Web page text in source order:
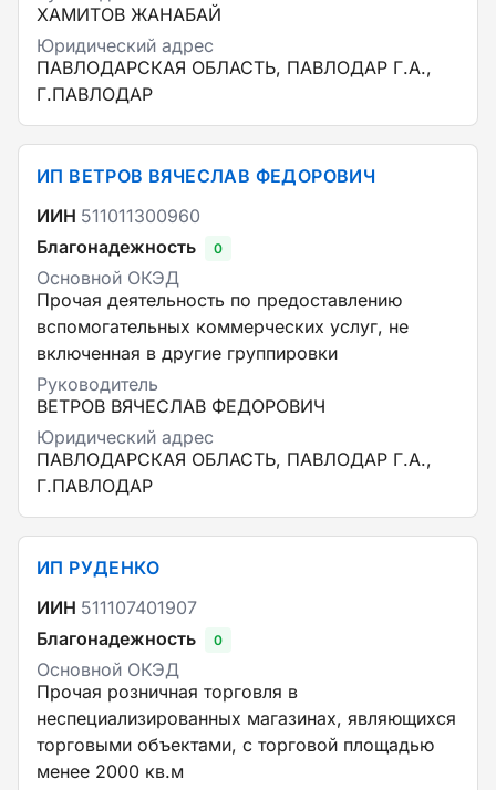
ХАМИТОВ ЖАНАБАЙ
Юридический адрес
ПАВЛОДАРСКАЯ ОБЛАСТЬ, ПАВЛОДАР Г.А.,
Г.ПАВЛОДАР
ИП ВЕТРОВ ВЯЧЕСЛАВ ФЕДОРОВИЧ
ИИН 511011300960
Благонадежность
0
Основной ОКЭД
Прочая деятельность по предоставлению
вспомогательных коммерческих услуг, не
включенная в другие группировки
Руководитель
ВЕТРОВ ВЯЧЕСЛАВ ФЕДОРОВИЧ
Юридический адрес
ПАВЛОДАРСКАЯ ОБЛАСТЬ, ПАВЛОДАР Г.А.,
Г.ПАВЛОДАР
ИП РУДЕНКО
ИИН 511107401907
Благонадежность
0
Основной ОКЭД
Прочая розничная торговля в
неспециализированных магазинах, являющихся
торговыми объектами, с торговой площадью
менее 2000 кв.м